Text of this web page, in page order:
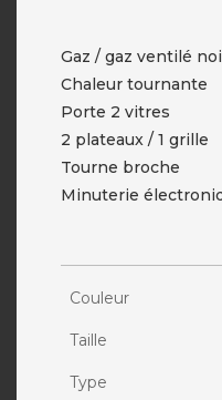
Gaz / gaz ventilé
Chaleur tournante
Porte 2 vitres
2 plateaux / 1 grille
Tourne broche
Minuterie
Couleur
Taille
Type